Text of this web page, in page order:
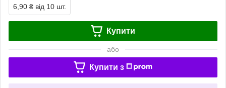
6,90 ₴ від 10 шт.
Купити
або
Купити з